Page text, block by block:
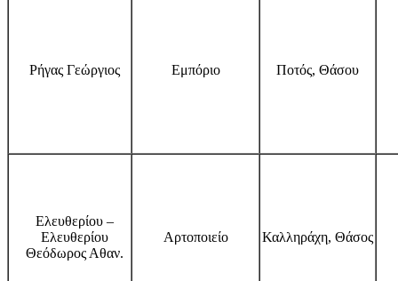
Ρήγας Γεώργιος Εμπόριο Ποτός, Θάσου
Ελευθερίου –
Ελευθερίου
Θεόδωρος Αθαν.
Αρτοποιείο Καλληράχη, Θάσος